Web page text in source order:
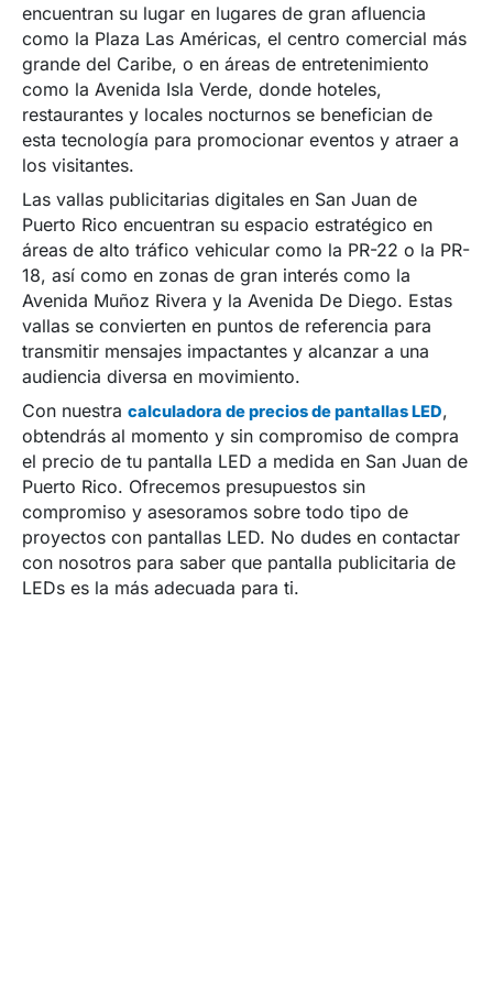
encuentran su lugar en lugares de gran afluencia
como la Plaza Las Américas, el centro comercial más
grande del Caribe, o en áreas de entretenimiento
como la Avenida Isla Verde, donde hoteles,
restaurantes y locales nocturnos se benefician de
esta tecnología para promocionar eventos y atraer a
los visitantes.
Las vallas publicitarias digitales en San Juan de
Puerto Rico encuentran su espacio estratégico en
áreas de alto tráfico vehicular como la PR-22 o la PR-
18, así como en zonas de gran interés como la
Avenida Muñoz Rivera y la Avenida De Diego. Estas
vallas se convierten en puntos de referencia para
transmitir mensajes impactantes y alcanzar a una
audiencia diversa en movimiento.
Con nuestra calculadora de precios de pantallas LED,
obtendrás al momento y sin compromiso de compra
el precio de tu pantalla LED a medida en San Juan de
Puerto Rico. Ofrecemos presupuestos sin
compromiso y asesoramos sobre todo tipo de
proyectos con pantallas LED. No dudes en contactar
con nosotros para saber que pantalla publicitaria de
LEDs es la más adecuada para ti.